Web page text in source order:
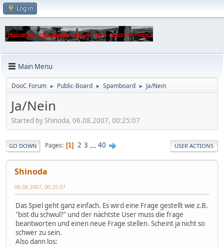
Log in
Main Menu
DooC Forum ► Public-Board ► Spamboard ► Ja/Nein
Ja/Nein
Started by Shinoda, 06.08.2007, 00:25:07
GO DOWN Pages 1 2 3 ... 40 USER ACTIONS
Shinoda
06.08.2007, 00:25:07
Das Spiel geht ganz einfach. Es wird eine Frage gestellt wie z.B.
"bist du schwul?" und der nächtste User muss die frage
beantworten und einen neue Frage stellen. Scheint ja nicht so
schwer zu sein.
Also dann los: